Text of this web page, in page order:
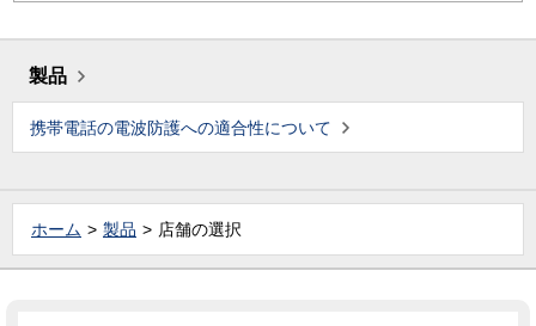
製品
携帯電話の電波防護への適合性について
ホーム 製品 店舗の選択